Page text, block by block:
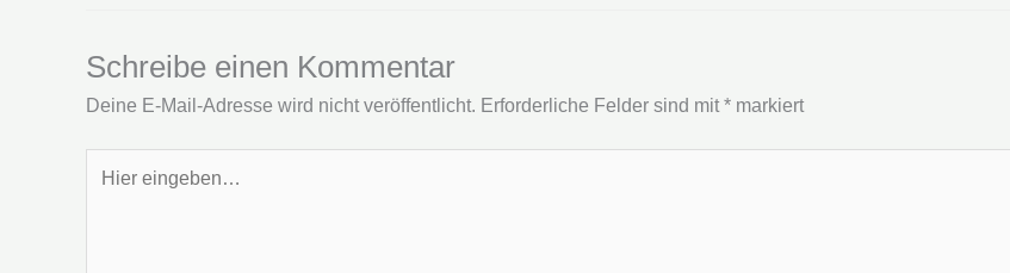
Schreibe einen Kommentar
Deine E-Mail-Adresse wird nicht veröffentlicht. Erforderliche Felder sind mit * markiert
eingeben…